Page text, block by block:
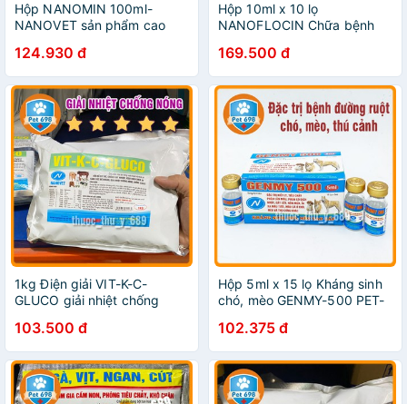
Hộp NANOMIN 100ml-
NANOVET sản phẩm cao
PET-698
124.930 đ
Hộp 10ml x 10 lọ
NANOFLOCIN Chữa bệnh
thỏ, thú nhỏ PET-698
169.500 đ
1kg Điện giải VIT-K-C-
GLUCO giải nhiệt chống
103.500 đ
Hộp 5ml x 15 lọ Kháng sinh
chó, mèo GENMY-500 PET-
102.375 đ